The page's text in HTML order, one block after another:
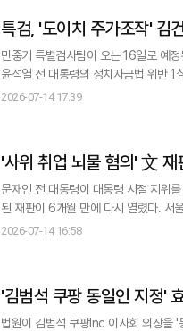
특검, '도이치 주가조작' 김
라"
민중기 특별검사팀이 오는 16일로 예
윤석열 전 대통령의 정치자금법 위반 1심 유죄 판결
특검팀은 대법원에 상고심 선고기일
2026-07-14 17:39
'사위 취업 뇌물 혐의' 文
문재인 전 대통령이 대통령 시절 지위
된 재판이 6개월 만에 다시 열렸다. 서울중앙지법 형사합의 21부(부장판사 조순표)는 14일 오후 특정범죄가중처벌법상 뇌
물 혐의를 받는 문 전 대통령과 뇌물공
2026-07-14 16:58
'김범석 쿠팡 동일인 지정'
법원이 김범석 쿠팡Inc 이사회 의장을 '동